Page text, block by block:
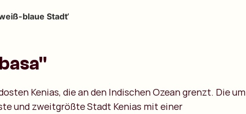
blaue Stadt‘
Kenias, die an den Indischen Ozean grenzt. Die um
und zweitgrößte Stadt Kenias mit einer